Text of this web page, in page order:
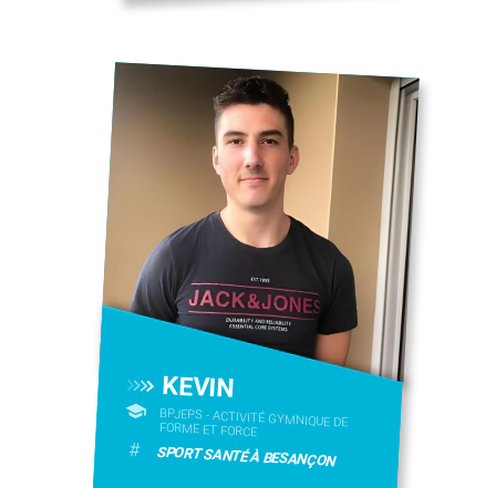
KEVIN
BPJEPS - ACTIVITÉ GYMNIQUE DE
FORME ET FORCE
# SPORT SANTÉ À BESANÇON